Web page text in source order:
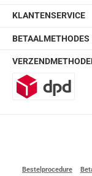
KLANTENSERVICE
BETAALMETHODES
Bestelprocedure